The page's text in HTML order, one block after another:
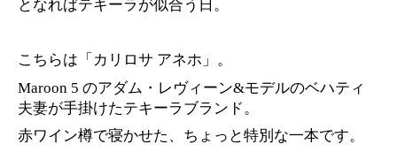
となればテキーラが似合う日。
こちらは「カリロサ アネホ」。
Maroon 5 のアダム・レヴィーン&モデルのベハティ
夫妻が手掛けたテキーラブランド。
赤ワイン樽で寝かせた、ちょっと特別な一本です。